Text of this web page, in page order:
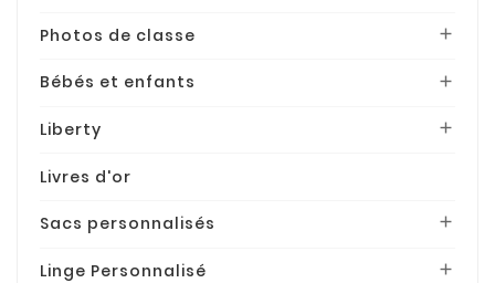
Photos de classe 
Bébés et enfants 
Liberty 
Livres d'or
Sacs personnalisés 
Linge Personnalisé 